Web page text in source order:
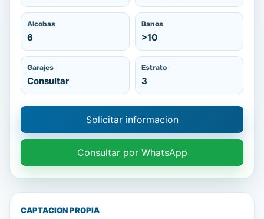
Alcobas
6
Banos
>10
Garajes
Consultar
Estrato
3
Solicitar informacion
Consultar por WhatsApp
CAPTACION PROPIA